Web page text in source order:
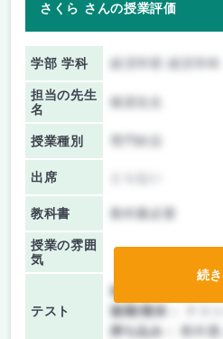
さくら さんの授業評価
学部 学科
担当の先生
名
授業種別
出席
教科書 教科書必要
授業の雰囲
気
テスト
前期/中間：
後期/期末：
持ち込み：
教科
続き